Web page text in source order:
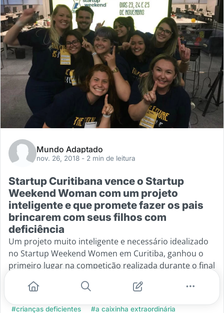
Mundo Adaptado
nov. 26, 2018 - 2 min de leitura
Startup Curitibana vence o Startup
Weekend Woman com um projeto
inteligente e que promete fazer os pais
brincarem com seus filhos com
deficiência
Um projeto muito inteligente e necessário idealizado
no Startup Weekend Women em Curitiba, ganhou o
primeiro lugar na competição realizada durante o final
#crianças deficientes #a caixinha extraordinária